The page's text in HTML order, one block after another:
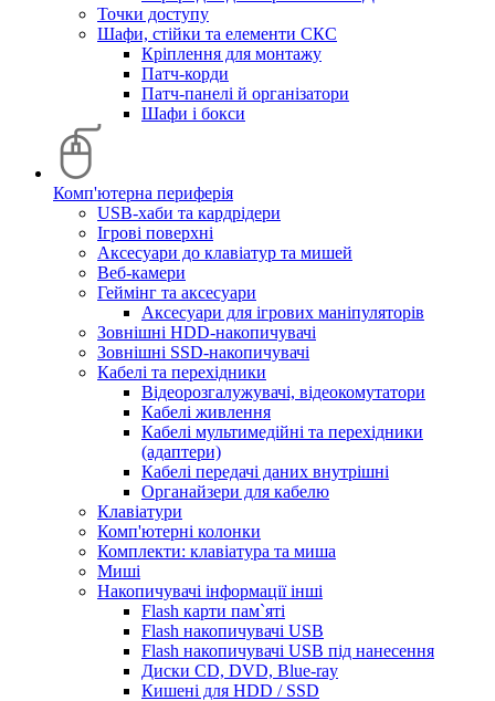
Точки доступу
Шафи, стійки та елементи СКС
Кріплення для монтажу
Патч-корди
Патч-панелі й організатори
Шафи і бокси
Комп'ютерна периферія
USB-хаби та кардрідери
Ігрові поверхні
Аксесуари до клавіатур та мишей
Веб-камери
Геймінг та аксесуари
Аксесуари для ігрових маніпуляторів
Зовнішні HDD-накопичувачі
Зовнішні SSD-накопичувачі
Кабелі та перехідники
Відеорозгалужувачі, відеокомутатори
Кабелі живлення
Кабелі мультимедійні та перехідники
(адаптери)
Кабелі передачі даних внутрішні
Органайзери для кабелю
Клавіатури
Комп'ютерні колонки
Комплекти: клавіатура та миша
Миші
Накопичувачі інформації інші
Flash карти пам`яті
Flash накопичувачі USB
Flash накопичувачі USB під нанесення
Диски CD, DVD, Blue-ray
Кишені для HDD / SSD